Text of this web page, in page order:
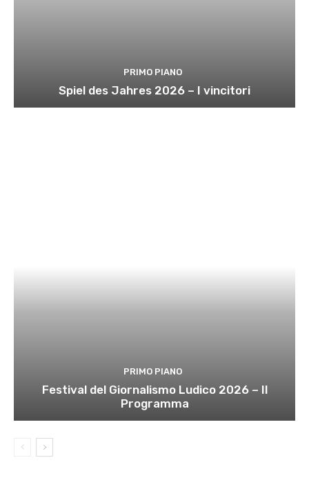
PRIMO PIANO
Spiel des Jahres 2026 – I vincitori
PRIMO PIANO
Festival del Giornalismo Ludico 2026 – Il
Programma